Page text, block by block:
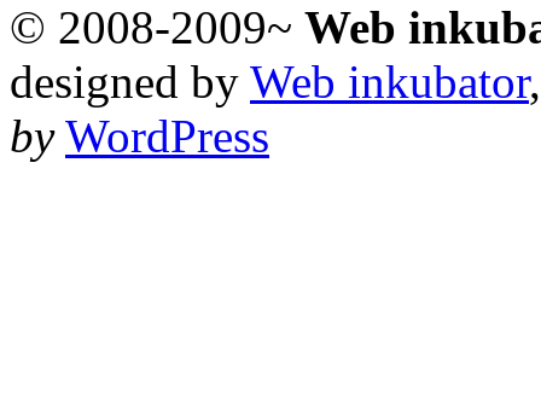
© 2008-2009~ Web
designed by Web inkubator
by WordPress